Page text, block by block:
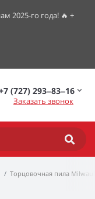
2025-го года! 🔥 +
(727) 293‒83‒16
Заказать звонок
Торцовочная пила